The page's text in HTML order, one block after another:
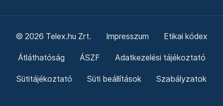
© 2026 Telex.hu Zrt. Impresszum Etikai kódex
Átláthatóság ÁSZF Adatkezelési tájékoztató
Sütitájékoztató Süti beállítások Szabályzatok